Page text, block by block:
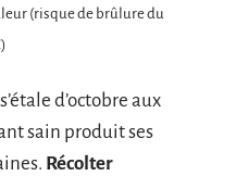
(risque de brûlure du
d’octobre aux
sain produit ses
Récolter